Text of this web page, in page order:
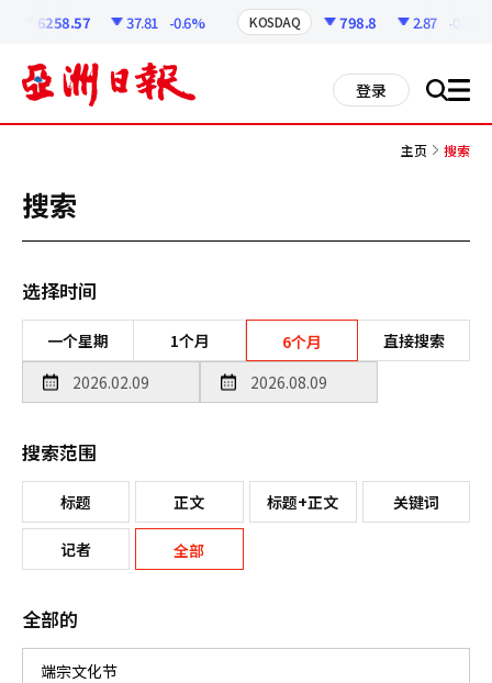
6258.57 37.81 -0.6% KOSDAQ 798.8 2.87 -0.36%
登录 搜 all
主页 搜索
搜索
选择时间
一个星期 1个月 6个月 直接搜索
搜索范围
标题 正文 标题+正文 关键词
记者 全部
全部的